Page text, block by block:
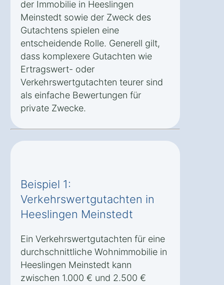
der Immobilie in Heeslingen
Meinstedt sowie der Zweck des
Gutachtens spielen eine
entscheidende Rolle. Generell gilt,
dass komplexere Gutachten wie
Ertragswert- oder
Verkehrswertgutachten teurer sind
als einfache Bewertungen für
private Zwecke.
Beispiel 1:
Verkehrswertgutachten in
Heeslingen Meinstedt
Ein Verkehrswertgutachten für eine
durchschnittliche Wohnimmobilie in
Heeslingen Meinstedt kann
zwischen 1.000 € und 2.500 €